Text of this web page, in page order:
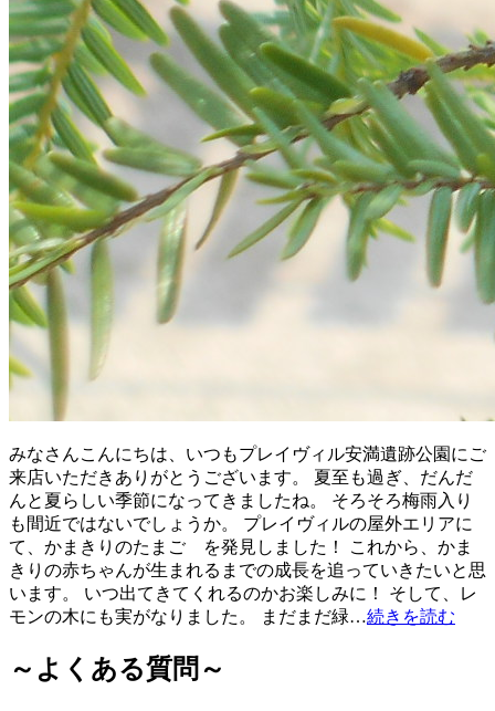
みなさんこんにちは、いつもプレイヴィル安満遺跡公園にご
来店いただきありがとうございます。 夏至も過ぎ、だんだ
んと夏らしい季節になってきましたね。 そろそろ梅雨入り
も間近ではないでしょうか。 プレイヴィルの屋外エリアに
て、かまきりのたまご を発見しました！ これから、かま
きりの赤ちゃんが生まれるまでの成長を追っていきたいと思
います。 いつ出てきてくれるのかお楽しみに！ そして、レ
モンの木にも実がなりました。 まだまだ緑…続きを読む
～よくある質問～